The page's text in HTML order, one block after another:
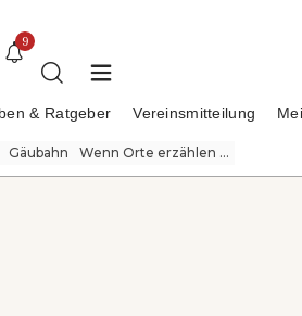
9
& Ratgeber Vereinsmitteilung
Gäubahn Wenn Orte erzählen ...